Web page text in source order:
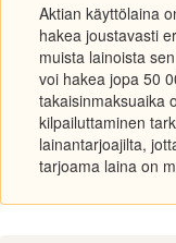
Aktian käyttölaina
hakea joustavasti
muista lainoista
voi hakea jopa 50
takaisinmaksuaika
kilpailuttaminen
lainantarjoajilta,
tarjoama laina on